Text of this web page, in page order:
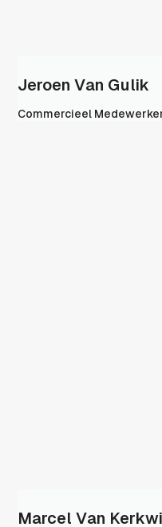
Jeroen Van Gulik
Commercieel
Marcel Van